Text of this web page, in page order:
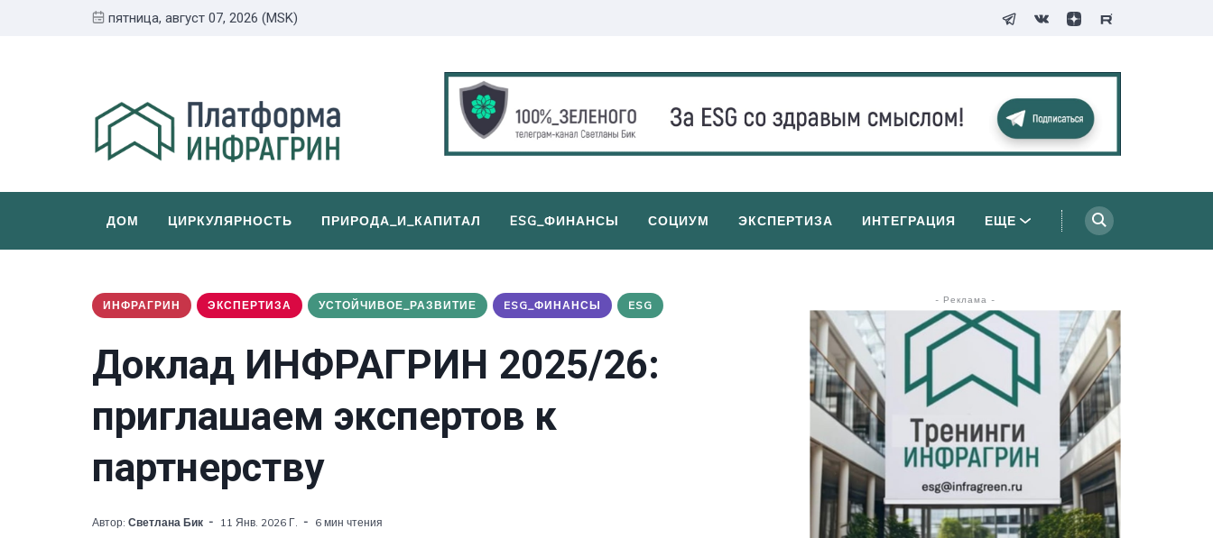
пятница, август 07, 2026 (MSK)
ДОМ ЦИРКУЛЯРНОСТЬ ПРИРОДА_И_КАПИТАЛ ESG_ФИНАНСЫ СОЦИУМ ЭКСПЕРТИЗА ИНТЕГРАЦИЯ ЕЩЕ
ИНФРАГРИН ЭКСПЕРТИЗА УСТОЙЧИВОЕ_РАЗВИТИЕ ESG_ФИНАНСЫ ESG
Доклад ИНФРАГРИН 2025/26:
приглашаем экспертов к
партнерству
Автор: Светлана Бик 11 Янв. 2026 Г. 6 мин чтения
- Реклама -